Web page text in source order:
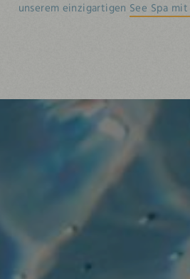
unserem einzigartigen See Spa